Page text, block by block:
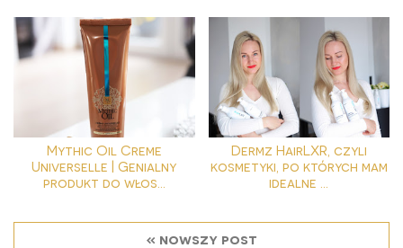
Mythic Oil Creme
Universelle | Genialny
produkt do włos...
Dermz HairLXR, czyli
kosmetyki, po których mam
idealne ...
« nowszy post